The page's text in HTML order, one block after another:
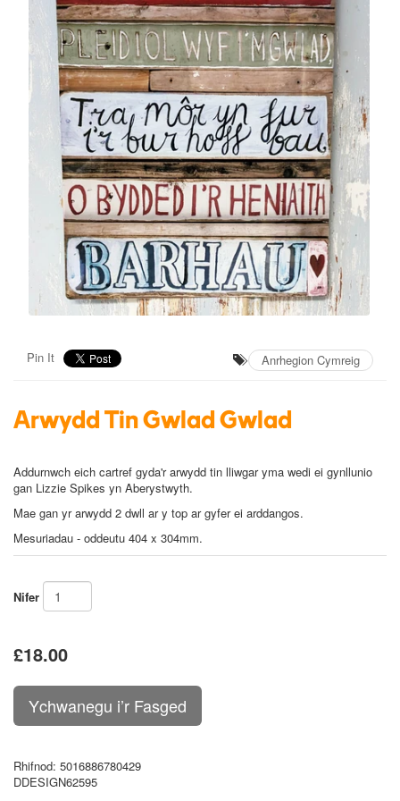
Pin It Anrhegion Cymreig
Arwydd Tin Gwlad Gwlad
Addurnwch eich cartref gyda'r arwydd tin lliwgar yma wedi ei gynllunio
gan Lizzie Spikes yn Aberystwyth.
Mae gan yr arwydd 2 dwll ar y top ar gyferei arddangos.
Mesuriadau - oddeutu 404 x 304mm.
Nifer
£18.00
Rhifnod: 5016886780429
DDESIGN62595